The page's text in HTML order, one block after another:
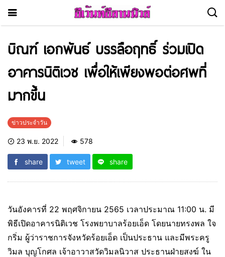
บิณฑ์ เอกพันธ์ บรรลือฤทธิ์ ร่วมเปิด
อาคารนิติเวช เพื่อให้เพียงพอต่อศพที่
มากขึ้น
ข่าวประจำวัน
23 พ.ย. 2022 578
share tweet share
วันอังคารที่ 22 พฤศจิกายน 2565 เวลาประมาณ 11:00 น. มี
พิธีเปิดอาคารนิติเวช โรงพยาบาลร้อยเอ็ด โดยนายทรงพล ใจ
กริ่ม ผู้ว่าราชการจังหวัดร้อยเอ็ด เป็นประธาน และมีพระครู
วิมล บุญโกศล เจ้าอาวาสวัดวิมลนิวาส ประธานฝ่ายสงฆ์ ใน